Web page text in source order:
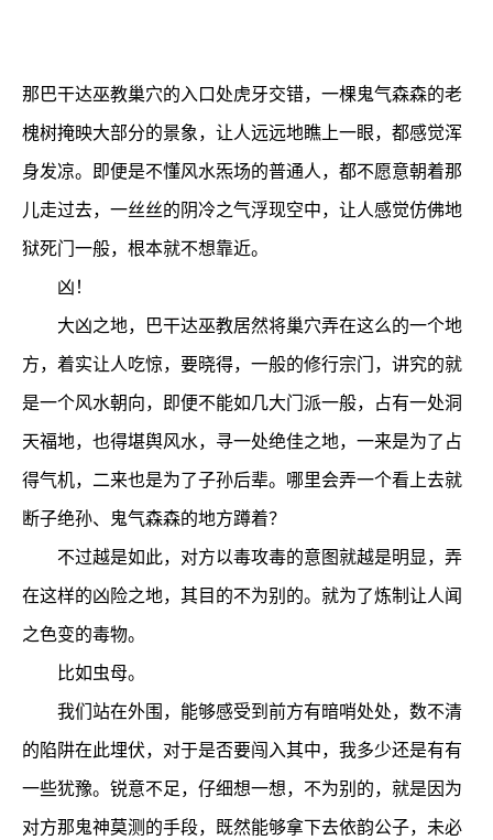
那巴干达巫教巢穴的入口处虎牙交错，一棵鬼气森森的老
槐树掩映大部分的景象，让人远远地瞧上一眼，都感觉浑
身发凉。即便是不懂风水炁场的普通人，都不愿意朝着那
儿走过去，一丝丝的阴冷之气浮现空中，让人感觉仿佛地
狱死门一般，根本就不想靠近。
凶！
大凶之地，巴干达巫教居然将巢穴弄在这么的一个地
方，着实让人吃惊，要晓得，一般的修行宗门，讲究的就
是一个风水朝向，即便不能如几大门派一般，占有一处洞
天福地，也得堪舆风水，寻一处绝佳之地，一来是为了占
得气机，二来也是为了子孙后辈。哪里会弄一个看上去就
断子绝孙、鬼气森森的地方蹲着？
不过越是如此，对方以毒攻毒的意图就越是明显，弄
在这样的凶险之地，其目的不为别的。就为了炼制让人闻
之色变的毒物。
比如虫母。
我们站在外围，能够感受到前方有暗哨处处，数不清
的陷阱在此埋伏，对于是否要闯入其中，我多少还是有有
一些犹豫。锐意不足，仔细想一想，不为别的，就是因为
对方那鬼神莫测的手段，既然能够拿下去依韵公子，未必